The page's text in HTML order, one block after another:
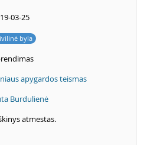
03-25
byla
apygardos teismas
Burdulienė
atmestas.